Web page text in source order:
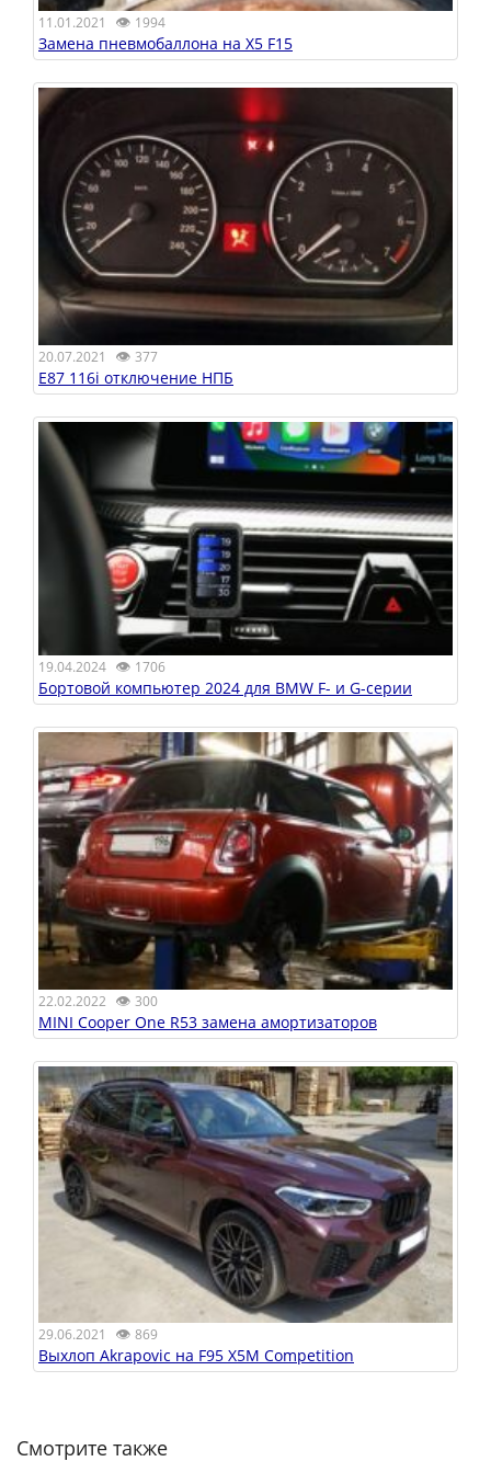
11.01.2021 👁 1994
Замена пневмобаллона на X5 F15
20.07.2021 👁 377
E87 116i отключение НПБ
19.04.2024 👁 1706
Бортовой компьютер 2024 для BMW F- и G-серии
22.02.2022 👁 300
MINI Cooper One R53 замена амортизаторов
29.06.2021 👁 869
Выхлоп Akrapovic на F95 X5M Competition
Смотрите также